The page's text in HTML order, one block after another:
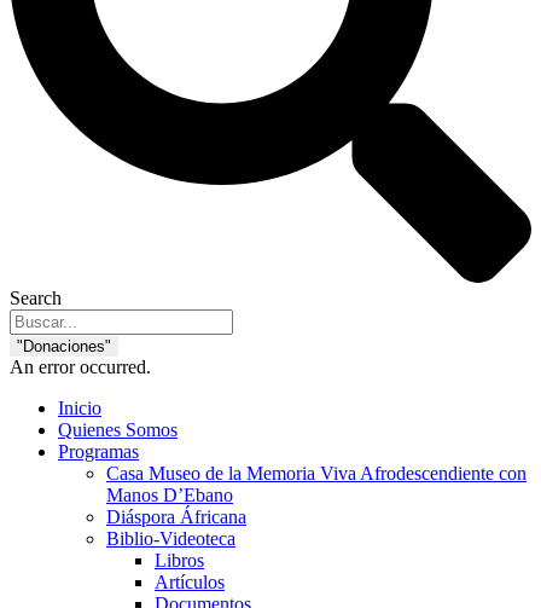
Search
"Donaciones"
An error occurred.
Inicio
Quienes Somos
Programas
Casa Museo de la Memoria Viva Afrodescendiente con
Manos D’Ebano
Diáspora Áfricana
Biblio-Videoteca
Libros
Artículos